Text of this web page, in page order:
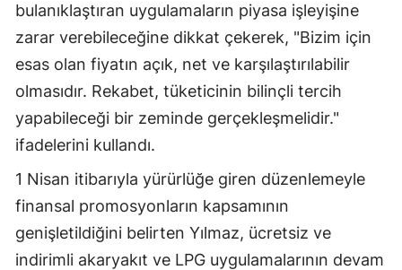
bulanıklaştıran uygulamaların piyasa işleyişine
zarar verebileceğine dikkat çekerek, "Bizim için
esas olan fiyatın açık, net ve karşılaştırılabilir
olmasıdır. Rekabet, tüketicinin bilinçli tercih
yapabileceği bir zeminde gerçekleşmelidir."
ifadelerini kullandı.
1 Nisan itibarıyla yürürlüğe giren düzenlemeyle
finansal promosyonların kapsamının
genişletildiğini belirten Yılmaz, ücretsiz ve
indirimli akaryakıt ve LPG uygulamalarının devam